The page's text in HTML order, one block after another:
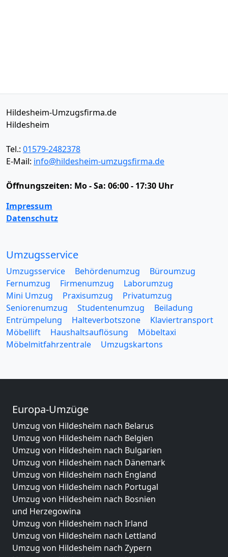
Hildesheim-Umzugsfirma.de
Hildesheim
Tel.: 01579-2482378
E-Mail: info@hildesheim-umzugsfirma.de
Öffnungszeiten: Mo - Sa: 06:00 - 17:30 Uhr
Impressum
Datenschutz
Umzugsservice
Umzugsservice Behördenumzug
Büroumzug
Fernumzug
Firmenumzug
Laborumzug
Mini Umzug
Praxisumzug
Privatumzug
Seniorenumzug
Studentenumzug
Beiladung
Entrümpelung
Halteverbotszone
Klaviertransport
Möbellift
Haushaltsauflösung
Möbeltaxi
Möbelmitfahrzentrale
Umzugskartons
Europa-Umzüge
Umzug von Hildesheim nach Belarus
Umzug von Hildesheim nach Belgien
Umzug von Hildesheim nach Bulgarien
Umzug von Hildesheim nach Dänemark
Umzug von Hildesheim nach England
Umzug von Hildesheim nach Portugal
Umzug von Hildesheim nach Bosnien
und Herzegowina
Umzug von Hildesheim nach Irland
Umzug von Hildesheim nach Lettland
Umzug von Hildesheim nach Zypern